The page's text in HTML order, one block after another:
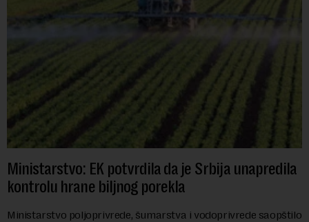
Ministarstvo: EK potvrdila da je Srbija unapredila
kontrolu hrane biljnog porekla
Ministarstvo poljoprivrede, šumarstva i vodoprivrede saopštilo